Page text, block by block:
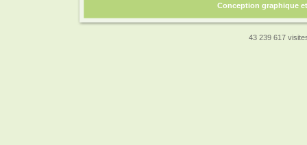
Conception graphique
43 239 617